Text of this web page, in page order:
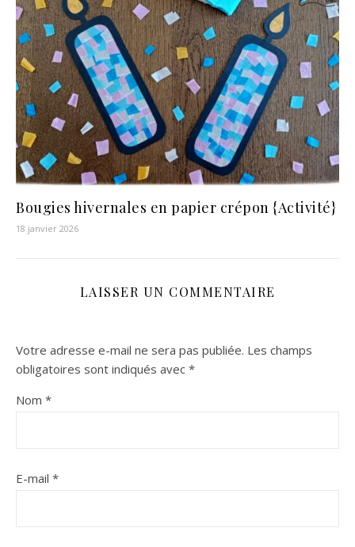
Bougies hivernales en papier crépon {Activité}
18 janvier 2026
LAISSER UN COMMENTAIRE
Votre adresse e-mail ne sera pas publiée. Les champs
obligatoires sont indiqués avec *
Nom *
E-mail *